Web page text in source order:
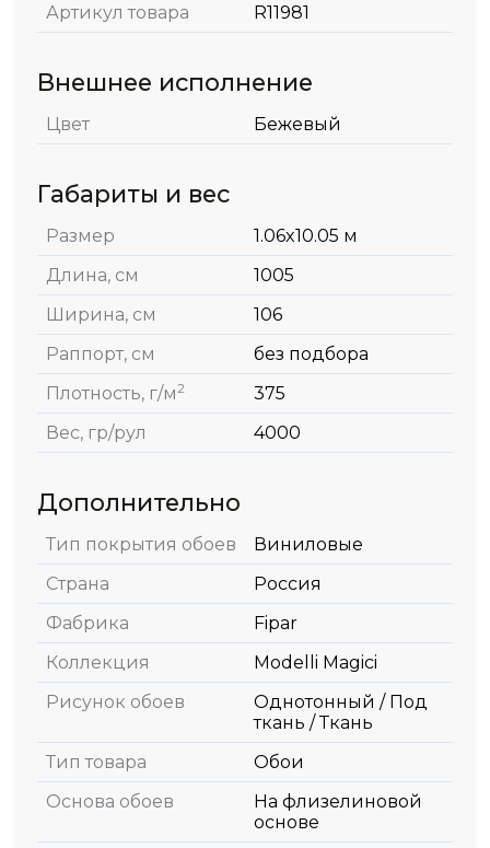
Артикул товара
R11981
Внешнее исполнение
Цвет Бежевый
Габариты и вес
Размер
1.06x10.05 м
Длина, см
1005
Ширина, см
106
Раппорт, см
без подбора
Плотность, г/м2
375
Вес, гр/рул
4000
Дополнительно
Тип покрытия обоев
Виниловые
Страна
Россия
Фабрика
Fipar
Коллекция
Modelli Magici
Рисунок обоев
Однотонный / Под
ткань / Ткань
Тип товара
Обои
Основа обоев
На флизелиновой
основе